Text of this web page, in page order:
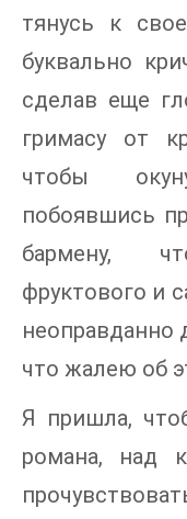
тянусь к
буквально
сделав еще
гримасу от
чтобы
побоявшись
бармену,
фруктового и
неоправданно
что жалею об
Я пришла,
романа, над